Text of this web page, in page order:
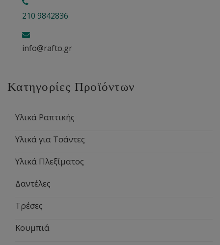
210 9842836
info@rafto.gr
Κατηγορίες Προϊόντων
Υλικά Ραπτικής
Υλικά για Τσάντες
Υλικά Πλεξίματος
Δαντέλες
Τρέσες
Κουμπιά